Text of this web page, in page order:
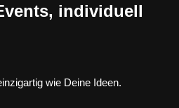
individuell
wie Deine Ideen.